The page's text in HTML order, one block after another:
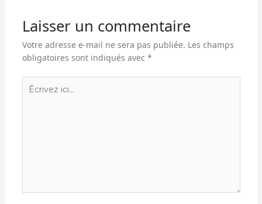
Laisser un commentaire
Votre adresse e-mail ne sera pas publiée. Les champs
obligatoires sont indiqués avec *
Écrivez
ici…